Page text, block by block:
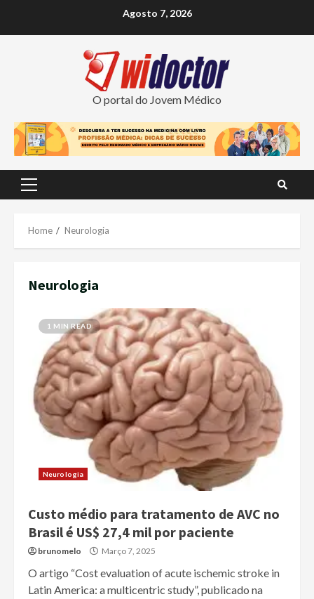
Agosto 7, 2026
O portal do Jovem Médico
Primary
Home Neurologia
Neurologia
1 MIN READ
Neurologia
Custo médio para tratamento de AVC no
Brasil é US$ 27,4 mil por paciente
brunomelo Março 7, 2025
O artigo “Cost evaluation of acute ischemic stroke in
Latin America: a multicentric study”, publicado na